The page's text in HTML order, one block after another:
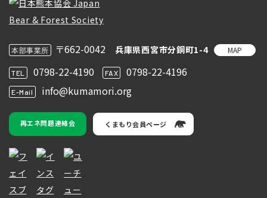
本部事業所 〒662-0042 兵庫県西宮市分銅町1-4 MAP
TEL 0798-22-4190 FAX 0798-22-4196
E-Mail info@kumamori.org
再エネ問題連絡会 くまもり会員ページ